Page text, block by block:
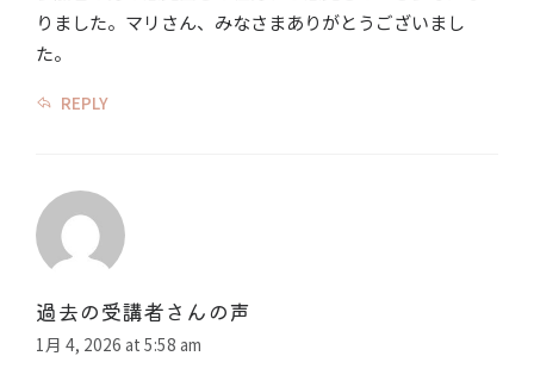
りました。マリさん、みなさまありがとうございまし
た。
REPLY
過去の受講者さんの声
1月 4, 2026 at 5:58 am